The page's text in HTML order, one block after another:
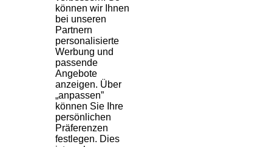
können wir Ihnen
bei unseren
Partnern
personalisierte
Werbung und
passende
Angebote
anzeigen. Über
„anpassen”
können Sie Ihre
persönlichen
Präferenzen
festlegen. Dies